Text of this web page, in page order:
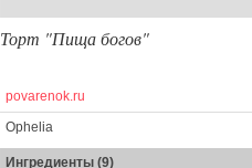
Торт "Пища богов"
povarenok.ru
Ophelia
Ингредиенты (9)